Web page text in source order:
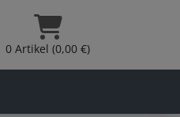
0 Artikel (0,00 €)